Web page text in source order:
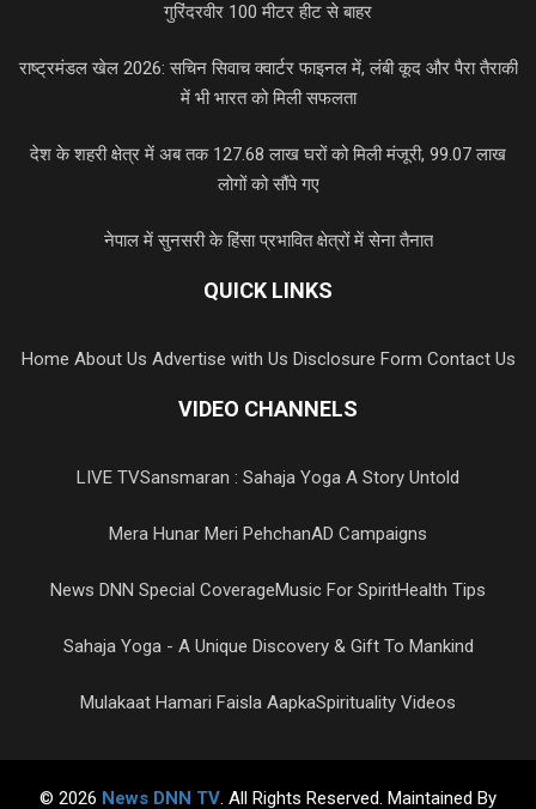
गुरिंदरवीर 100 मीटर हीट से बाहर
राष्ट्रमंडल खेल 2026: सचिन सिवाच क्वार्टर फाइनल में, लंबी कूद और पैरा तैराकी
में भी भारत को मिली सफलता
देश के शहरी क्षेत्र में अब तक 127.68 लाख घरों को मिली मंजूरी, 99.07 लाख
लोगों को सौंपे गए
नेपाल में सुनसरी के हिंसा प्रभावित क्षेत्रों में सेना तैनात
QUICK LINKS
Home About Us Advertise with Us Disclosure Form Contact Us
VIDEO CHANNELS
LIVE TVSansmaran : Sahaja Yoga A Story Untold
Mera Hunar Meri PehchanAD Campaigns
News DNN Special CoverageMusic For SpiritHealth Tips
Sahaja Yoga - A Unique Discovery & Gift To Mankind
Mulakaat Hamari Faisla AapkaSpirituality Videos
© 2026 News DNN TV. All Rights Reserved. Maintained By